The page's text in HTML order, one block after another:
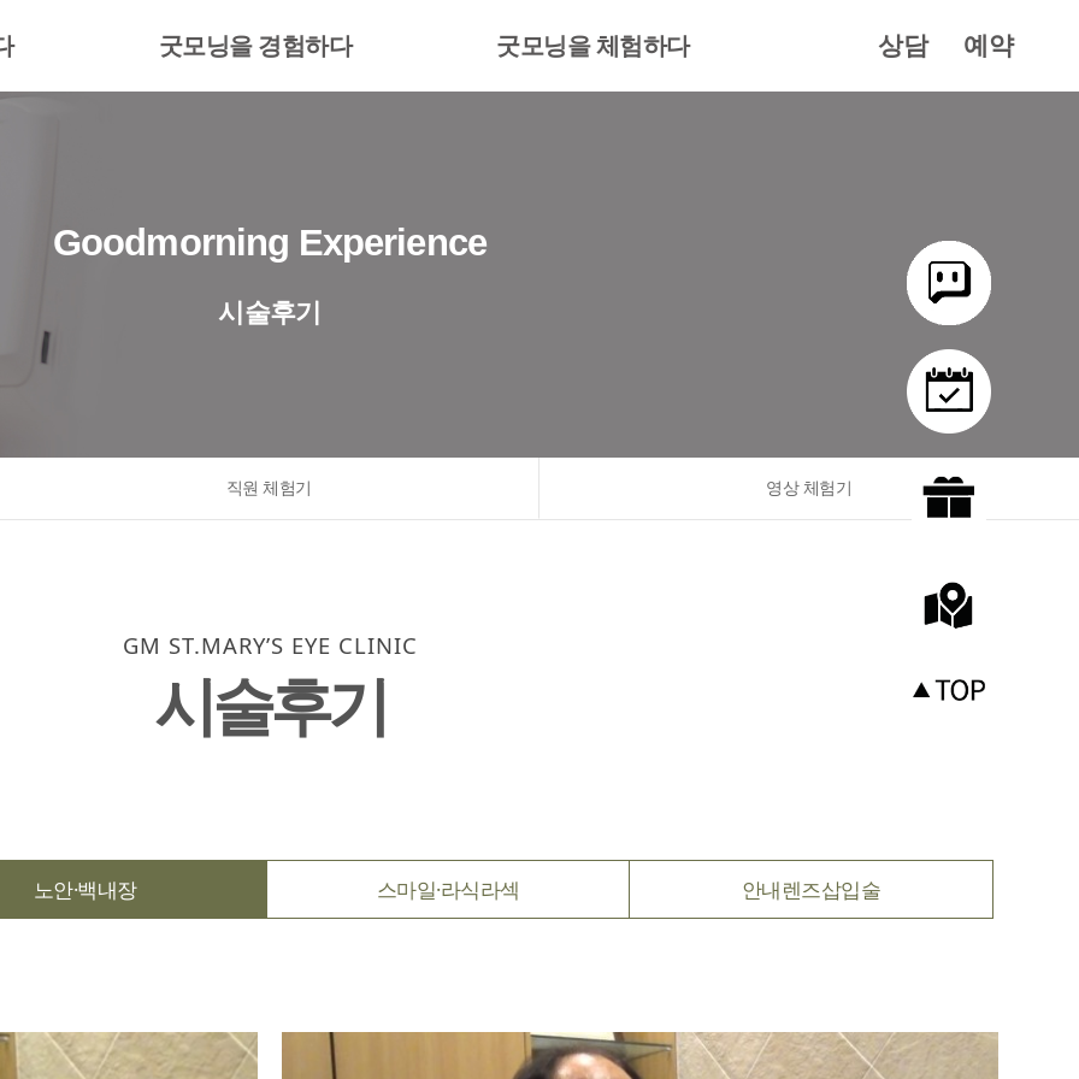
굿모닝을 경험하다 굿모닝을 체험하다 상담 예약
Goodmorning Experience
시술후기
직원 체험기 영상 체험기
GM ST.MARY’S EYE CLINIC
시술후기
노안·백내장 스마일·라식라섹 안내렌즈삽입술